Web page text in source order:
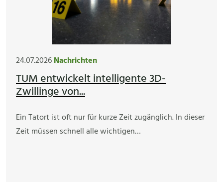
24.07.2026Nachrichten
TUM entwickelt intelligente 3D-
Zwillinge von...
Ein Tatort ist oft nur für kurze Zeit zugänglich. In dieser
Zeit müssen schnell alle wichtigen…